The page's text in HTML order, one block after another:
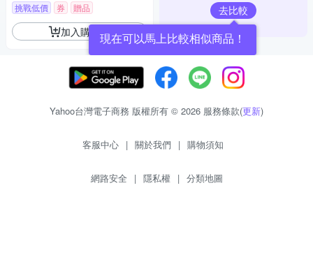
挑戰低價
券 贈品
加入購物車
去比較
現在可以馬上比較相似商品！
Yahoo台灣電子商務 版權所有 © 2026 服務條款(更新)
客服中心 | 關於我們 | 購物須知
網路安全 | 隱私權 | 分類地圖